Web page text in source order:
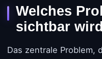
Welches
sichtbar wird
Das zentrale Problem,